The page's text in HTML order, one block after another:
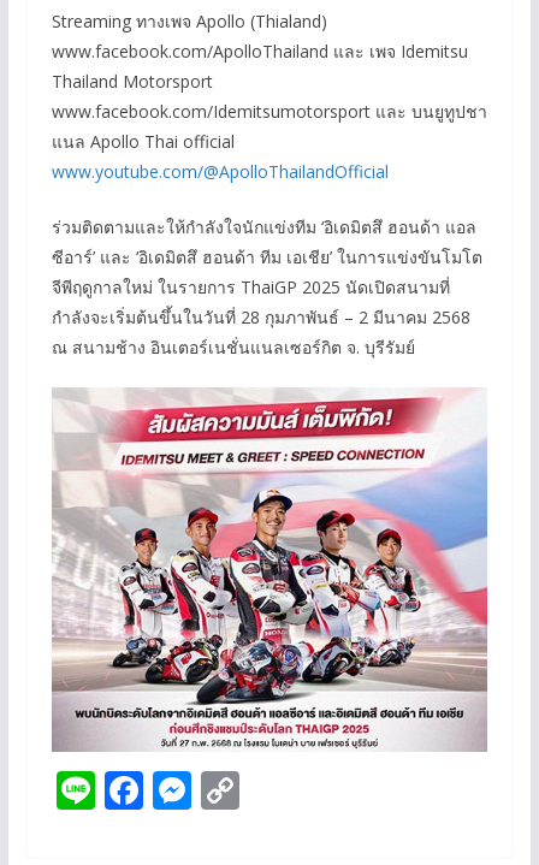
Streaming ทางเพจ Apollo (Thialand)
www.facebook.com/ApolloThailand และ เพจ Idemitsu
Thailand Motorsport
www.facebook.com/Idemitsumotorsport และ บนยูทูปชา
แนล Apollo Thai official
www.youtube.com/@ApolloThailandOfficial
ร่วมติดตามและให้กำลังใจนักแข่งทีม ‘อิเดมิตสึ ฮอนด้า แอล
ซีอาร์’ และ ‘อิเดมิตสึ ฮอนด้า ทีม เอเชีย’ ในการแข่งขันโมโต
จีพีฤดูกาลใหม่ ในรายการ ThaiGP 2025 นัดเปิดสนามที่
กำลังจะเริ่มต้นขึ้นในวันที่ 28 กุมภาพันธ์ – 2 มีนาคม 2568
ณ สนามช้าง อินเตอร์เนชั่นแนลเซอร์กิต จ. บุรีรัมย์
Li F M C